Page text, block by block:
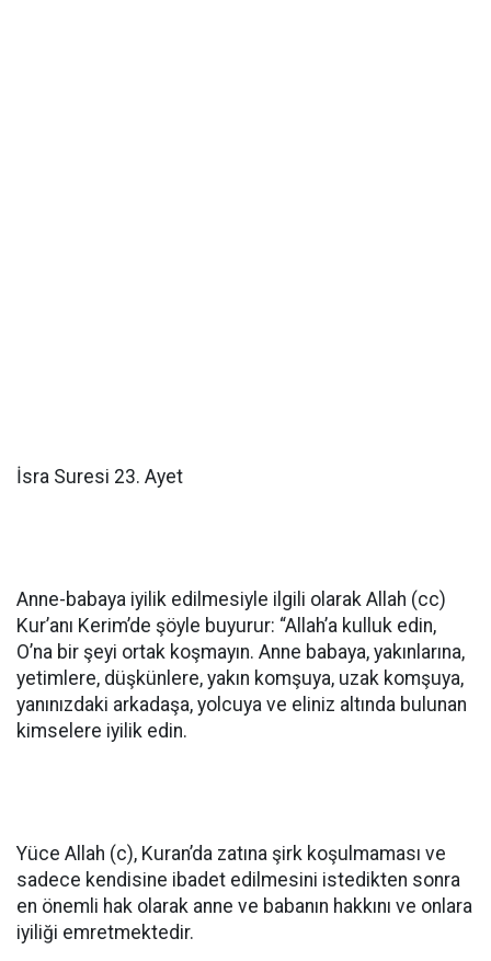
İsra Suresi 23. Ayet
Anne-babaya iyilik edilmesiyle ilgili olarak Allah (cc)
Kur’anı Kerim’de şöyle buyurur: “Allah’a kulluk edin,
O’na bir şeyi ortak koşmayın. Anne babaya, yakınlarına,
yetimlere, düşkünlere, yakın komşuya, uzak komşuya,
yanınızdaki arkadaşa, yolcuya ve eliniz altında bulunan
kimselere iyilik edin.
Yüce Allah (c), Kuran’da zatına şirk koşulmaması ve
sadece kendisine ibadet edilmesini istedikten sonra
en önemli hak olarak anne ve babanın hakkını ve onlara
iyiliği emretmektedir.